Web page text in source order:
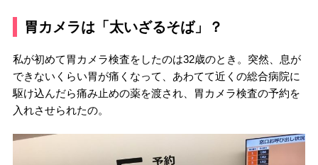
胃カメラは「太いざるそば」？
私が初めて胃カメラ検査をしたのは32歳のとき。突然、息が
できないくらい胃が痛くなって、あわてて近くの総合病院に
駆け込んだら痛み止めの薬を渡され、胃カメラ検査の予約を
入れさせられたの。